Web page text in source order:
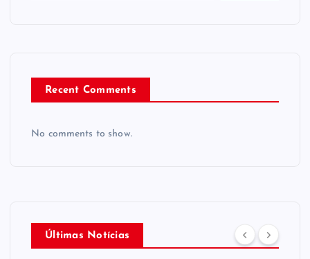
Recent Comments
No comments to show.
Últimas Notícias